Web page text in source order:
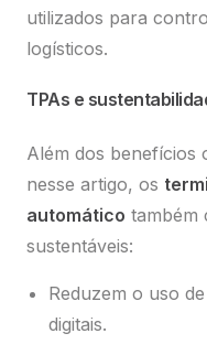
Plataforma
Plataforma Cloud para
Preciso de ajuda
utilizados para
logísticos.
TPAs e
Além dos benefícios
nesse artigo, os
automático também
sustentáveis:
Reduzem o uso
digitais.